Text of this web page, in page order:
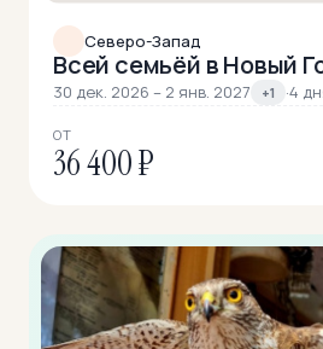
Северо-Запад
Всей семьёй в Новый
30 дек. 2026 – 2 янв. 2027 +1 ·4
ОТ
36 400 ₽